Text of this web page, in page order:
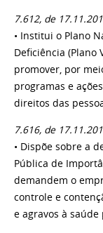
7.612, de
• Institui o Plano
Deficiência (Plano
promover, por
programas e
direitos das
7.616, de
• Dispõe sobre a
Pública de
demandem o
controle e
e agravos à saúde